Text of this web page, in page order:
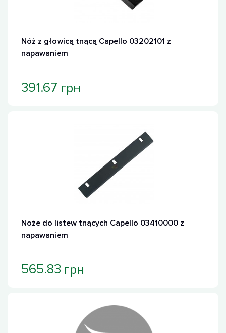
Nóż z głowicą tnącą Capello 03202101 z
napawaniem
391.67 грн
Noże do listew tnących Capello 03410000 z
napawaniem
565.83 грн